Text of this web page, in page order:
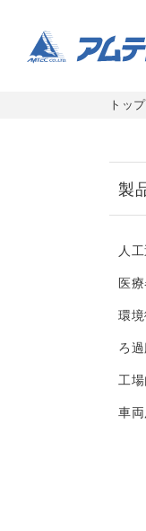
トップ
製
人
医
環
ろ
工
車両